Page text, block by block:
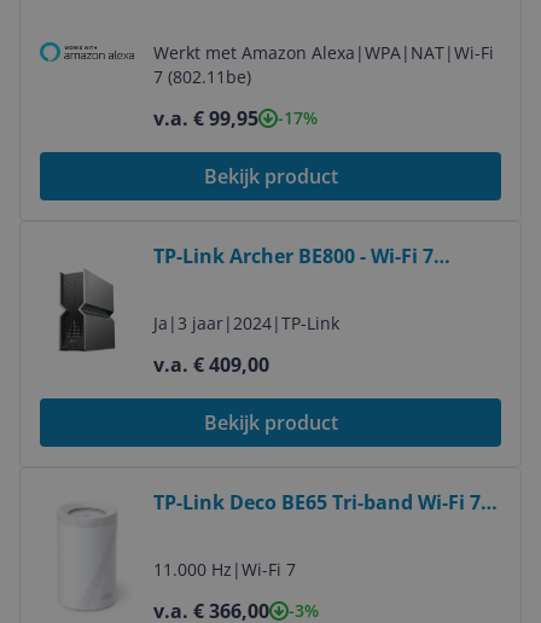
Ethernet - Zwart
Werkt met Amazon Alexa |WPA| NAT|Wi-Fi
7 (802.11be)
v.a. € 99,95 -17%
Bekijk product
TP-Link Archer BE800 - Wi-Fi 7
Gigabit Ethernet
Ja | 3 jaar|2024|TP-Link
v.a. € 409,00
Bekijk product
TP-Link Deco BE65 Tri-band Wi-Fi 7
11.000 Hz |Wi-Fi 7
v.a. € 366,00 -3%